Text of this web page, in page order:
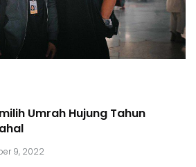
Umrah Hujung Tahun
9, 2022